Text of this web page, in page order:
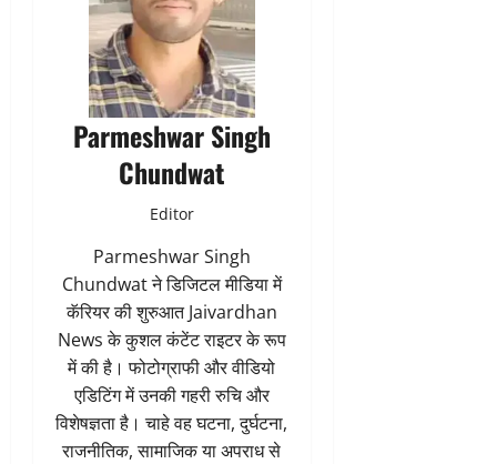
Parmeshwar Singh
Chundwat
Editor
Parmeshwar Singh
Chundwat ने डिजिटल मीडिया में
कॅरियर की शुरुआत Jaivardhan
News के कुशल कंटेंट राइटर के रूप
में की है। फोटोग्राफी और वीडियो
एडिटिंग में उनकी गहरी रुचि और
विशेषज्ञता है। चाहे वह घटना, दुर्घटना,
राजनीतिक, सामाजिक या अपराध से